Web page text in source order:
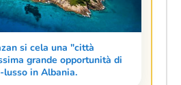
si cela una "città
grande opportunità di
in Albania.